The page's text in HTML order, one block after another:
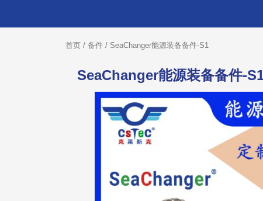
首页 / 备件 / SeaChanger能源装备备件-S1
SeaChanger能源装备备件-